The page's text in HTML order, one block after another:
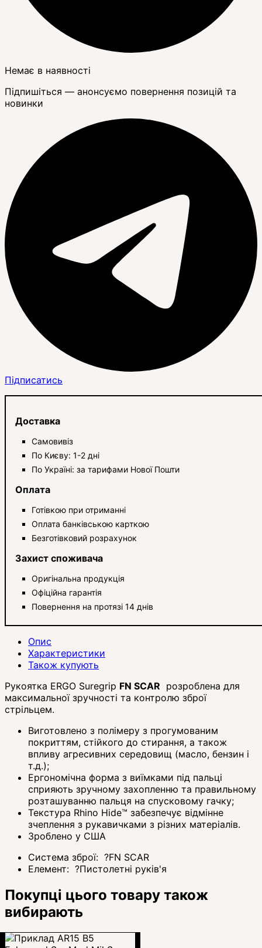
Немає в наявності
Підпишіться — анонсуємо повернення позицій та
новинки
Підписатись
Доставка
Самовивіз
По Києву: 1-2 дні
По Україні: за тарифами Нової Пошти
Оплата
Готівкою при отриманні
Оплата банківською карткою
Безготівковий розрахунок
Захист споживача
Оригінальна продукція
Офіційна гарантія
Повернення на протязі 14 днів
Опис
Характеристики
Також купують
Рукоятка ERGO Suregrip FN SCAR розроблена для
максимальної зручності та контролю зброї
стрільцем.
Виготовлено з полімеру з прогумованим
покриттям, стійкого до стирання, а також
впливу агресивних середовищ (масло, бензин і
т.д.);
Ергономічна форма з виїмками під пальці
сприяють зручному захопленню та правильному
розташуванню пальця на спусковому гачку;
Текстура Rhino Hide™ забезпечує відмінне
зчеплення з рукавичками з різних матеріалів.
Зроблено у США
Система зброї: ?FN SCAR
Елемент: ?Пистолетні руків'я
Покупці цього товару також
вибирають